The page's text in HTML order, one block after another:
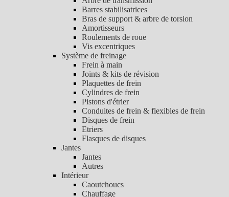
Barres stabilisatrices
Bras de support & arbre de torsion
Amortisseurs
Roulements de roue
Vis excentriques
Système de freinage
Frein à main
Joints & kits de révision
Plaquettes de frein
Cylindres de frein
Pistons d'étrier
Conduites de frein & flexibles de frein
Disques de frein
Etriers
Flasques de disques
Jantes
Jantes
Autres
Intérieur
Caoutchoucs
Chauffage